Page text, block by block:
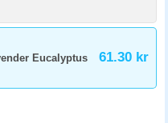
Eucalyptus 61.30 kr